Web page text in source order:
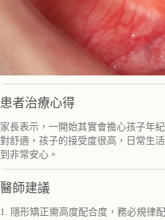
患者治療心得
家長表示，一開始其實會擔心孩子年
對舒適，孩子的接受度很高，日常生
到非常安心。
醫師建議
1. 隱形矯正需高度配合度，務必規律